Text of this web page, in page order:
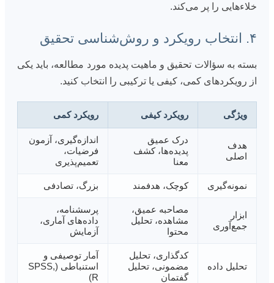
خلاءهایی را پر می‌کند.
۴. انتخاب رویکرد و روش‌شناسی تحقیق
بسته به سؤالات تحقیق و ماهیت پدیده مورد مطالعه، باید یکی
از رویکردهای کمی، کیفی یا ترکیبی را انتخاب کنید.
ویژگی رویکرد کیفی رویکرد کمی
هدف
اصلی
درک عمیق
پدیده‌ها، کشف
معنا
اندازه‌گیری، آزمون
فرضیات،
تعمیم‌پذیری
نمونه‌گیری کوچک، هدفمند بزرگ، تصادفی
ابزار
جمع‌آوری
مصاحبه عمیق،
مشاهده، تحلیل
محتوا
پرسشنامه،
داده‌های آماری،
آزمایش
تحلیل داده
کدگذاری، تحلیل
مضمونی، تحلیل
گفتمان
آمار توصیفی و
استنباطی (SPSS,
R)